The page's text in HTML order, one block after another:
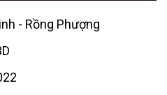
- Rồng Phượng